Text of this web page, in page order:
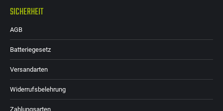
SICHERHEIT
AGB
Batteriegesetz
Versandarten
Widerrufsbelehrung
Zahlungsarten